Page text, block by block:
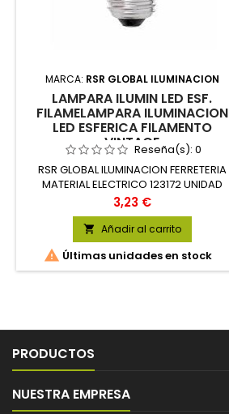
MARCA: RSR GLOBAL ILUMINACION
LAMPARA ILUMIN LED ESF.
FILAMELAMPARA ILUMINACION
LED ESFERICA FILAMENTO
VINTAGEReseña(s): 0
RSR GLOBAL ILUMINACION FERRETERIA
MATERIAL ELECTRICO 123172 UNIDAD
Precio
3,23 €
 Añadir al carrito
 Últimas unidades en stock
PRODUCTOS
NUESTRA EMPRESA